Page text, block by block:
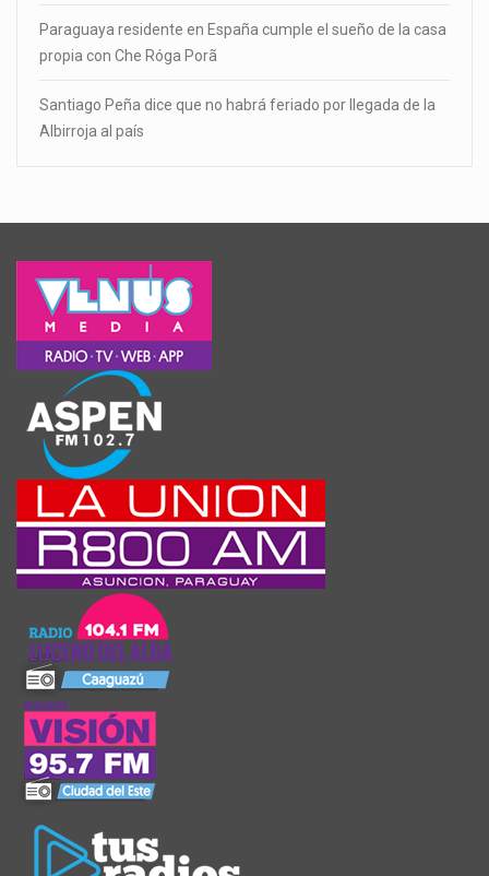
Paraguaya residente en España cumple el sueño de la casa
propia con Che Róga Porã
Santiago Peña dice que no habrá feriado por llegada de la
Albirroja al país